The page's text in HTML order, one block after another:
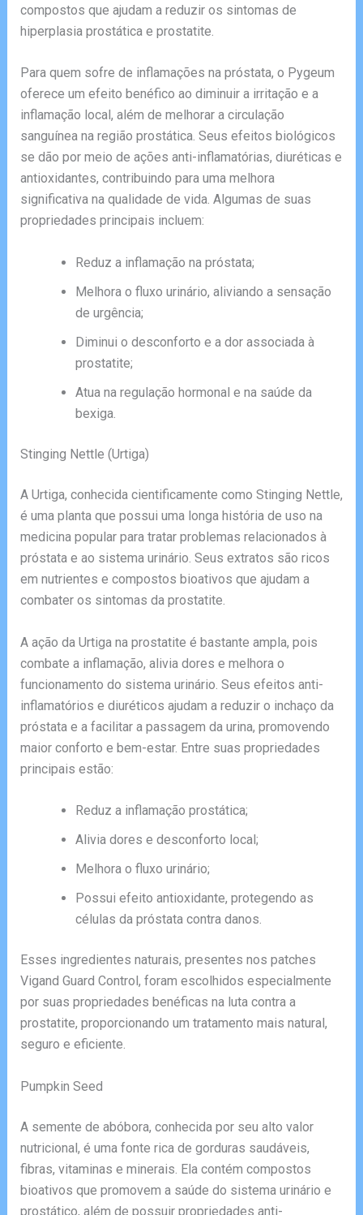
compostos que ajudam a reduzir os sintomas de
hiperplasia prostática e prostatite.
Para quem sofre de inflamações na próstata, o Pygeum
oferece um efeito benéfico ao diminuir a irritação e a
inflamação local, além de melhorar a circulação
sanguínea na região prostática. Seus efeitos biológicos
se dão por meio de ações anti-inflamatórias, diuréticas e
antioxidantes, contribuindo para uma melhora
significativa na qualidade de vida. Algumas de suas
propriedades principais incluem:
Reduz a inflamação na próstata;
Melhora o fluxo urinário, aliviando a sensação
de urgência;
Diminui o desconforto e a dor associada à
prostatite;
Atua na regulação hormonal e na saúde da
bexiga.
Stinging Nettle (Urtiga)
A Urtiga, conhecida cientificamente como Stinging Nettle,
é uma planta que possui uma longa história de uso na
medicina popular para tratar problemas relacionados à
próstata e ao sistema urinário. Seus extratos são ricos
em nutrientes e compostos bioativos que ajudam a
combater os sintomas da prostatite.
A ação da Urtiga na prostatite é bastante ampla, pois
combate a inflamação, alivia dores e melhora o
funcionamento do sistema urinário. Seus efeitos anti-
inflamatórios e diuréticos ajudam a reduzir o inchaço da
próstata e a facilitar a passagem da urina, promovendo
maior conforto e bem-estar. Entre suas propriedades
principais estão:
Reduz a inflamação prostática;
Alivia dores e desconforto local;
Melhora o fluxo urinário;
Possui efeito antioxidante, protegendo as
células da próstata contra danos.
Esses ingredientes naturais, presentes nos patches
Vigand Guard Control, foram escolhidos especialmente
por suas propriedades benéficas na luta contra a
prostatite, proporcionando um tratamento mais natural,
seguro e eficiente.
Pumpkin Seed
A semente de abóbora, conhecida por seu alto valor
nutricional, é uma fonte rica de gorduras saudáveis,
fibras, vitaminas e minerais. Ela contém compostos
bioativos que promovem a saúde do sistema urinário e
prostático, além de possuir propriedades anti-